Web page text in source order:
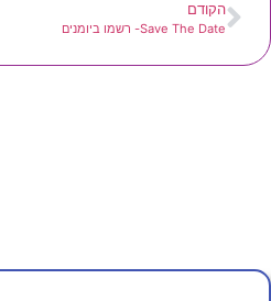
הקודם
Save The Date- רשמו ביומנים